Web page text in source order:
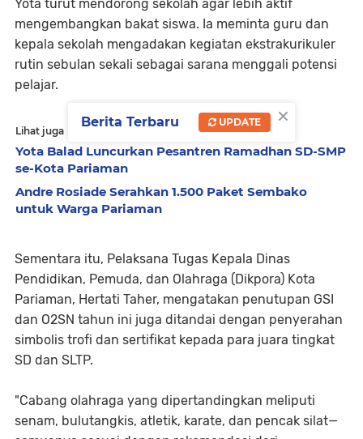
Yota turut mendorong sekolah agar lebih aktif
mengembangkan bakat siswa. Ia meminta guru dan
kepala sekolah mengadakan kegiatan ekstrakurikuler
rutin sebulan sekali sebagai sarana menggali potensi
pelajar.
Lihat juga
Yota Balad Luncurkan Pesantren Ramadhan SD-SMP
se-Kota Pariaman
Andre Rosiade Serahkan 1.500 Paket Sembako
untuk Warga Pariaman
Sementara itu, Pelaksana Tugas Kepala Dinas
Pendidikan, Pemuda, dan Olahraga (Dikpora) Kota
Pariaman, Hertati Taher, mengatakan penutupan GSI
dan O2SN tahun ini juga ditandai dengan penyerahan
simbolis trofi dan sertifikat kepada para juara tingkat
SD dan SLTP.
"Cabang olahraga yang dipertandingkan meliputi
senam, bulutangkis, atletik, karate, dan pencak silat—
×
Berita Terbaru UPDATE